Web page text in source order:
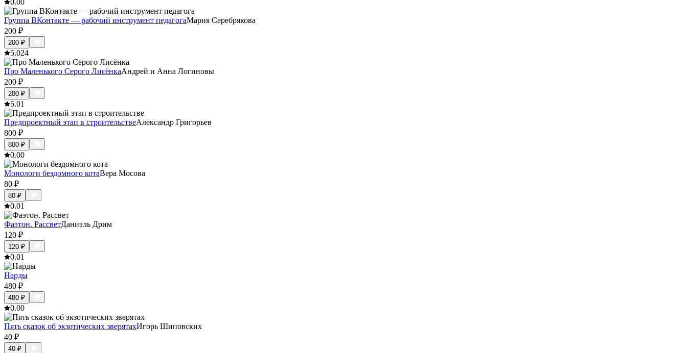
0.00
Группа ВКонтакте — рабочий инструмент педагогаМария Серебрякова
200 ₽
200 ₽
5.024
Про Маленького Серого ЛисёнкаАндрей и Анна Логиновы
200 ₽
200 ₽
5.01
Предпроектный этап в строительствеАлександр Григорьев
800 ₽
800 ₽
0.00
Монологи бездомного котаВера Мосова
80 ₽
80 ₽
0.01
Фаэтон. РассветДаниэль Дрим
120 ₽
120 ₽
0.01
Нарды
480 ₽
480 ₽
0.00
Пять сказок об экзотических зверятахИгорь Шиповских
40 ₽
40 ₽